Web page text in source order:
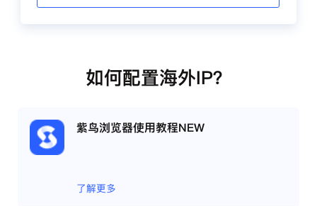
如何配置海外IP？
紫鸟浏览器使用教程NEW
了解更多